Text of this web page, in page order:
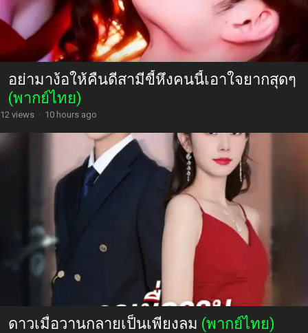
อย่ามาง้อให้คืนดีสามีขี้หึงคนนี้เอาใจยากสุดๆ
(พากย์ไทย)
12 views · 10 hours ago
ดาวเมื่อวานกลายเป็นเพียงลม (พากย์ไทย)